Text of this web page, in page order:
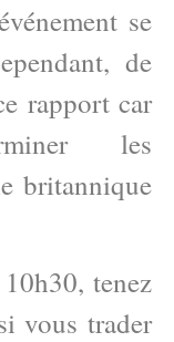
se
de
rapport car
les
britannique
tenez
vous trader